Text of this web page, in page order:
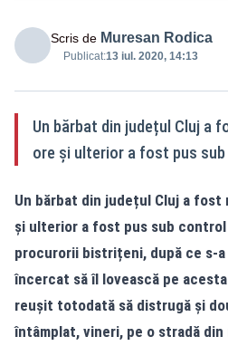
Scris de Muresan Rodica
Publicat:13 iul. 2020, 14:13
Un bărbat din județul Cluj a
ore și ulterior a fost pus
Un bărbat din județul Cluj a
și ulterior a fost pus sub
procurorii bistrițeni, după ce s-
încercat să îl lovească pe
reușit totodată să distrugă și
întâmplat, vineri, pe o stradă